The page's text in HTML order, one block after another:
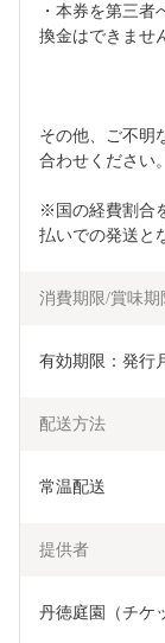
・本券を第三者
換金はできませ
その他、ご不明
合わせください。
※国の経費割合
払いでの発送と
消費期限/賞味期
有効期限：発行
配送方法
常温配送
提供者
丹徳庭園（チケ